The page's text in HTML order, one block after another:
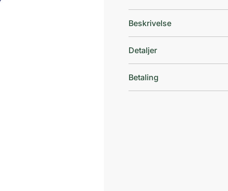
Beskrivelse
Detaljer
Betaling